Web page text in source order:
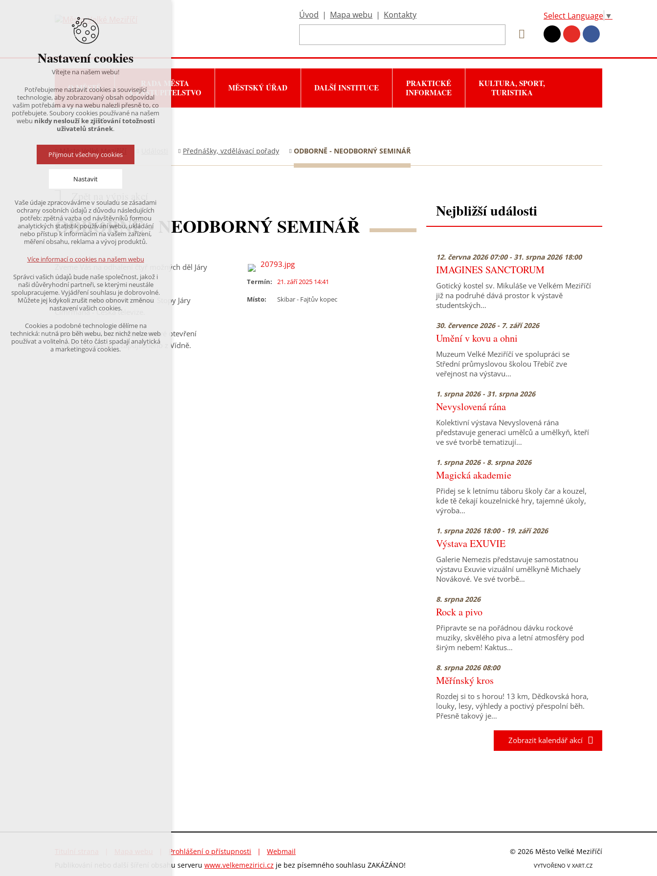
Úvod | Mapa webu | Kontakty Select Language ▼
O MĚSTĚ
RADA MĚSTA
A ZASTUPITELSTVO
MĚSTSKÝ ÚŘAD DALŠÍ INSTITUCE
PRAKTICKÉ
INFORMACE
KULTURA, SPORT,
TURISTIKA
Město Velké Meziříčí Přednášky, vzdělávací pořady ODBORNĚ - NEODBORNÝ SEMINÁŘ
ODBORNĚ - NEODBORNÝ SEMINÁŘ
Zveme Vás na odhalení čtyř možných děl Járy
Cimrmana.
Doporučený studijní materiál: Stopy Járy
Cimrmana - Česká televize.
Možná dojde i na desetiminutové otevření
Cimrmanova kufru zapůjčeného z Vídně.
Termín:
21. září 2025 14:41
Místo:
Skibar - Fajtův kopec
Nejbližší události
12. června 2026 07:00 - 31. srpna 2026 18:00
IMAGINES SANCTORUM
Gotický kostel sv. Mikuláše ve Velkém Meziříčí
již na podruhé dává prostor k výstavě
studentských…
30. července 2026 - 7. září 2026
Umění v kovu a ohni
Muzeum Velké Meziříčí ve spolupráci se
Střední průmyslovou školou Třebíč zve
veřejnost na výstavu…
1. srpna 2026 - 31. srpna 2026
Nevyslovená rána
Kolektivní výstava Nevyslovená rána
představuje generaci umělců a umělkyň, kteří
ve své tvorbě tematizují…
1. srpna 2026 - 8. srpna 2026
Magická akademie
Přidej se k letnímu táboru školy čar a kouzel,
kde tě čekají kouzelnické hry, tajemné úkoly,
výroba…
1. srpna 2026 18:00 - 19. září 2026
Výstava EXUVIE
Galerie Nemezis představuje samostatnou
výstavu Exuvie vizuální umělkyně Michaely
Novákové. Ve své tvorbě…
8. srpna 2026
Rock a pivo
Připravte se na pořádnou dávku rockové
muziky, skvělého piva a letní atmosféry pod
širým nebem! Kaktus…
8. srpna 2026 08:00
Měřínský kros
Rozdej si to s horou! 13 km, Dědkovská hora,
louky, lesy, výhledy a poctivý přespolní běh.
Přesně takový je…
Zobrazit kalendář akcí
Prohlášení o přístupnosti | Webmail
Publikování nebo další šíření obsahu serveru www.velkemezirici.cz je bez písemného souhlasu ZAKÁZÁNO!
© 2026 Město Velké Meziříčí
VYTVOŘENO V XART.CZ
Nastavení cookies
Vítejte na našem webu!
Potřebujeme nastavit cookies a související
technologie, aby zobrazovaný obsah odpovídal
vašim potřebám a vy na webu nalezli přesně to, co
potřebujete. Soubory cookies používané na našem
webu nikdy neslouží ke zjišťování totožnosti
uživatelů stránek.
Přijmout všechny cookies
Nastavit
Technická cookies
nutná pro provozování webu
udržení kontextu stránek (session): případná
přihlášení, volby jazyka, apod.
analytická pro anonymizované vyhodnocení
návštěvnosti
marketingová cookies
(Google,Hotjar,Leadfeeder))
Více informací o cookies na našem webu
Přijmout všechny cookies
Odmítnout vše
Vaše údaje zpracováváme v souladu se zásadami
ochrany osobních údajů z důvodu následujících
potřeb: zpětná vazba od návštěvníků formou
analytických statistik používání webu, ukládání
nebo přístup k informacím na vašem zařízení,
měření obsahu, reklama a vývoj produktů.
Více informací o cookies na našem webu
Správci vašich údajů bude naše společnost, jakož i
naši důvěryhodní partneři, se kterými neustále
spolupracujeme. Vyjádření souhlasu je dobrovolné.
Můžete jej kdykoli zrušit nebo obnovit změnou
nastavení vašich cookies.
Cookies a podobné technologie dělíme na
technická: nutná pro běh webu, bez nichž nelze web
používat a volitelná. Do této části spadají analytická
a marketingová cookies.